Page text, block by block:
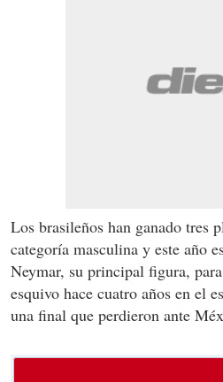
Los brasileños han ganado tres
categoría masculina y este año
Neymar, su principal figura,
esquivo hace cuatro años en el
una final que perdieron ante